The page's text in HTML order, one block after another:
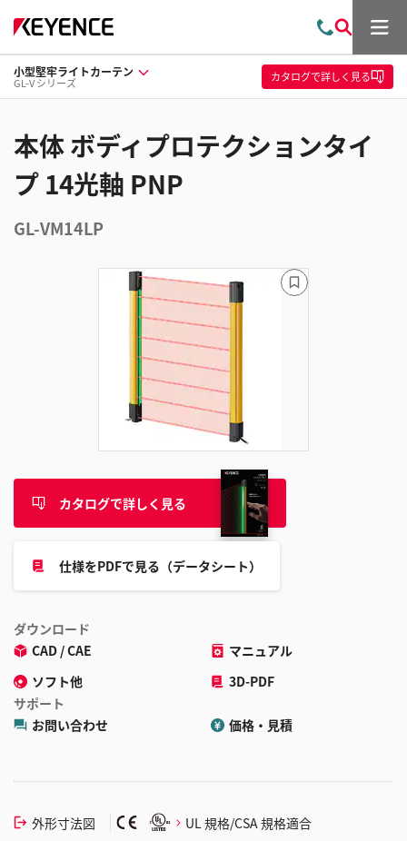
問
い
合
わ
索
メ
ュ
ー
小型堅牢ライトカーテン
GL-V シリーズ カタログで詳しく見る
本体 ボディプロテクションタイ
プ 14光軸 PNP
GL-VM14LP
カタログで詳しく見る
仕様をPDFで見る（データシート）
ダウンロード
CAD / CAE
マニュアル
ソフト他
3D-PDF
サポート
お問い合わせ
価格・見積
外形寸法図 UL 規格/CSA 規格適合
ブ
ッ